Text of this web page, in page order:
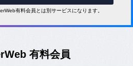
有料会員とは別サービスになります。
有料会員